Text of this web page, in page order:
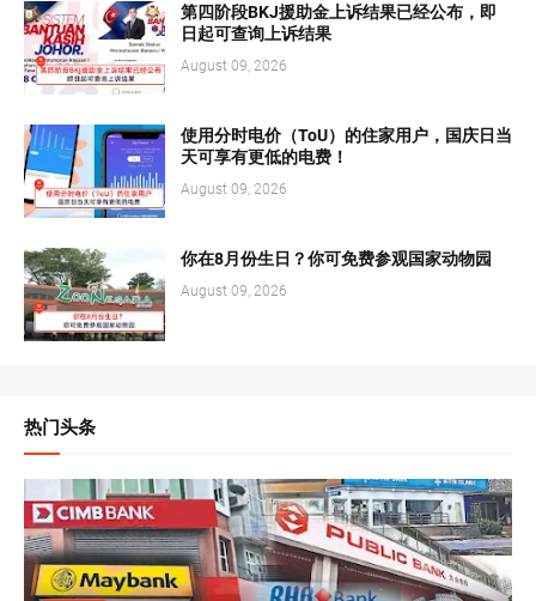
第四阶段BKJ援助金上诉结果已经公布，即
日起可查询上诉结果
August 09, 2026
使用分时电价（ToU）的住家用户，国庆日当
天可享有更低的电费！
August 09, 2026
你在8月份生日？你可免费参观国家动物园
August 09, 2026
热门头条